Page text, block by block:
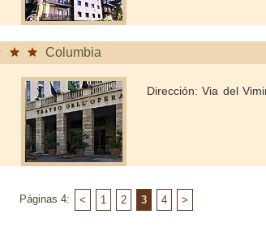
Columbia
Dirección: Via del
Páginas 4: < 1 2 3 4 >